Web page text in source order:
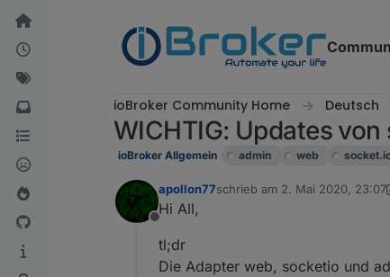
Weiter zum Inhalt
ioBroker Community Home Deutsch
WICHTIG: Updates
ioBroker Allgemein admin web
Offline
apollon77schrieb am 2. Mai 2020, 23:07
zuletzt editiert von apollon77
Hi All,
tl;dr
Die Adapter web, socketio und